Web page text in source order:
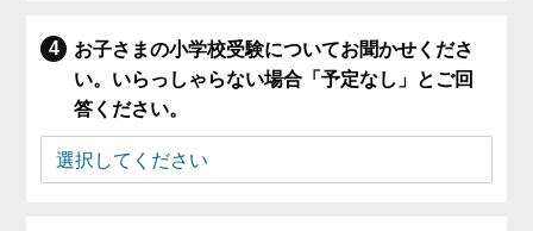
お子さまの小学校受験についてお聞かせくださ
い。いらっしゃらない場合「予定なし」とご回
答ください。